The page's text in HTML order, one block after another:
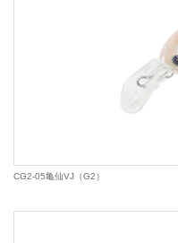
CG2-05亀仙VJ（G2）